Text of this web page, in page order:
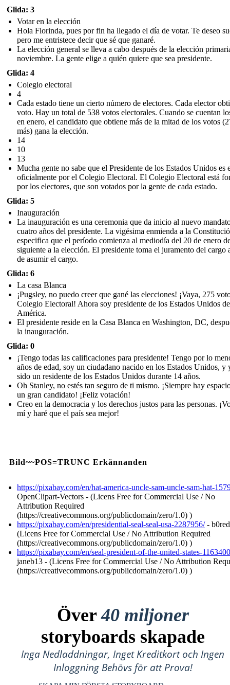
Glida: 3
Votar en la elección
Hola Florinda, pues por fin ha llegado el día de votar. Te deseo
pero me entristece decir que sé que ganaré.
La elección general se lleva a cabo después de la elección
noviembre. La gente elige a quién quiere que sea presidente.
Glida: 4
Colegio electoral
4
Cada estado tiene un cierto número de electores. Cada elector
voto. Hay un total de 538 votos electorales. Cuando se cuentan
en enero, el candidato que obtiene más de la mitad de los votos
más) gana la elección.
14
10
13
Mucha gente no sabe que el Presidente de los Estados Unidos es
oficialmente por el Colegio Electoral. El Colegio Electoral está
por los electores, que son votados por la gente de cada estado.
Glida: 5
Inauguración
La inauguración es una ceremonia que da inicio al nuevo
cuatro años del presidente. La vigésima enmienda a la
especifica que el período comienza al mediodía del 20 de enero
siguiente a la elección. El presidente toma el juramento del cargo
de asumir el cargo.
Glida: 6
La casa Blanca
¡Pugsley, no puedo creer que gané las elecciones! ¡Vaya, 275
Colegio Electoral! Ahora soy presidente de los Estados Unidos de
América.
El presidente reside en la Casa Blanca en Washington, DC,
la inauguración.
Glida: 0
¡Tengo todas las calificaciones para presidente! Tengo por lo
años de edad, soy un ciudadano nacido en los Estados Unidos, y
sido un residente de los Estados Unidos durante 14 años.
Oh Stanley, no estés tan seguro de ti mismo. ¡Siempre hay
un gran candidato! ¡Feliz votación!
Creo en la democracia y los derechos justos para las personas.
mí y haré que el país sea mejor!
Bild~~POS=TRUNC Erkännanden
https://pixabay.com/en/hat-america-uncle-sam-uncle-sam-hat-
OpenClipart-Vectors - (Licens Free for Commercial Use / No
Attribution Required
(https://creativecommons.org/publicdomain/zero/1.0) )
https://pixabay.com/en/presidential-seal-seal-usa-2287956/-
(Licens Free for Commercial Use / No Attribution Required
(https://creativecommons.org/publicdomain/zero/1.0) )
https://pixabay.com/en/seal-president-of-the-united-states-
janeb13 - (Licens Free for Commercial Use / No Attribution
(https://creativecommons.org/publicdomain/zero/1.0) )
Över40 miljoner
storyboards skapade
Inga Nedladdningar, Inget Kreditkort och Ingen
Inloggning Behövs för att Prova!